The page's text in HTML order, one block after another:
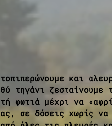
και
τηγάνι
φωτιά μέχρι να
σε δόσεις χωρίς